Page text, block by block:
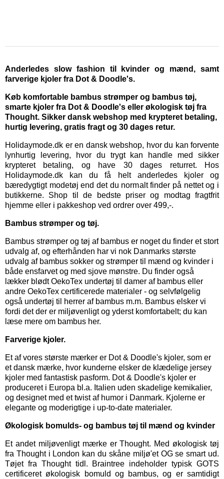
Anderledes slow fashion til kvinder og mænd, samt
farverige kjoler fra Dot & Doodle's.
Køb komfortable bambus strømper og bambus tøj,
smarte kjoler fra Dot & Doodle's eller økologisk tøj fra
Thought. Sikker dansk webshop med krypteret betaling,
hurtig levering, gratis fragt og 30 dages retur.
Holidaymode.dk er en dansk webshop, hvor du kan forvente
lynhurtig levering, hvor du trygt kan handle med sikker
krypteret betaling, og have 30 dages returret. Hos
Holidaymode.dk kan du få helt anderledes kjoler og
bæredygtigt modetøj end det du normalt finder på nettet og i
butikkerne. Shop til de bedste priser og modtag fragtfrit
hjemme eller i pakkeshop ved ordrer over 499,-.
Bambus strømper og tøj.
Bambus strømper og tøj af bambus er noget du finder et stort
udvalg af, og efterhånden har vi nok Danmarks største
udvalg af bambus sokker og strømper til mænd og kvinder i
både ensfarvet og med sjove mønstre. Du finder også
lækker blødt OekoTex undertøj til damer af bambus eller
andre OekoTex certificerede materialer - og selvfølgelig
også undertøj til herrer af bambus m.m. Bambus elsker vi
fordi det der er miljøvenligt og yderst komfortabelt; du kan
læse mere om bambus her.
Farverige kjoler.
Et af vores største mærker er Dot & Doodle's kjoler, som er
et dansk mærke, hvor kunderne elsker de klædelige jersey
kjoler med fantastisk pasform. Dot & Doodle's kjoler er
produceret i Europa bl.a. Italien uden skadelige kemikalier,
og designet med et twist af humor i Danmark. Kjolerne er
elegante og moderigtige i up-to-date materialer.
Økologisk bomulds- og bambus tøj til mænd og kvinder
Et andet miljøvenligt mærke erThought. Med økologisk tøj
fra Thought i London kan du skåne miljø'et OG se smart ud.
Tøjet fra Thought tidl. Braintree indeholder typisk GOTS
certificeret økologisk bomuld og bambus, og er samtidigt